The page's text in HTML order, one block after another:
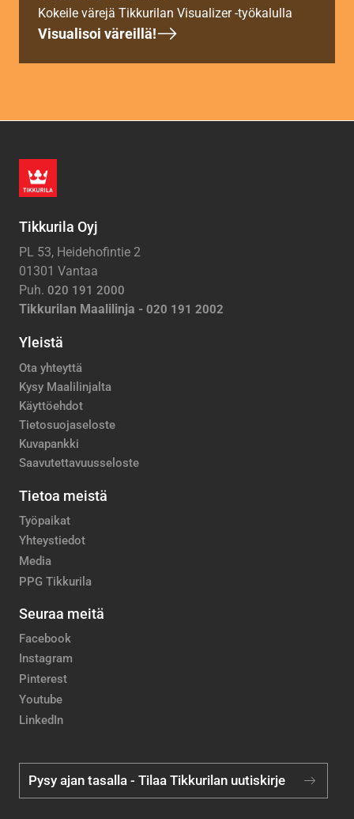
Kokeile värejä Tikkurilan Visualizer -työkalulla
Visualisoi väreillä!
Tikkurila Oyj
PL 53, Heidehofintie 2
01301 Vantaa
Puh. 020 191 2000
Tikkurilan Maalilinja - 020 191 2002
Yleistä
Ota yhteyttä
Kysy Maalilinjalta
Käyttöehdot
Tietosuojaseloste
Kuvapankki
Saavutettavuusseloste
Tietoa meistä
Työpaikat
Yhteystiedot
Media
PPG Tikkurila
Seuraa meitä
Facebook
Instagram
Pinterest
Youtube
LinkedIn
Pysy ajan tasalla - Tilaa Tikkurilan uutiskirje